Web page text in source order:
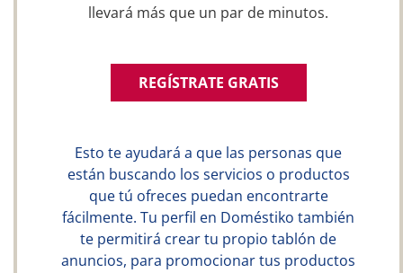
llevará más que un par de minutos.
REGÍSTRATE GRATIS
Esto te ayudará a que las personas que
están buscando los servicios o productos
que tú ofreces puedan encontrarte
fácilmente. Tu perfil en Doméstiko también
te permitirá crear tu propio tablón de
anuncios, para promocionar tus productos